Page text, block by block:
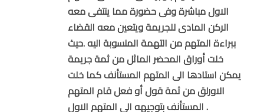
الاول مباشرة وفى حضورة مما ينتفى معه
الركن المادى للجريمة ويتعين معه القضاء
ببراءة المتهم من التهمة المنسوبة اليه .حيث
خلت أوراق المحضر الماثل من ثمة جريمة
يمكن استادها الى المتهم المستأنف كما خلت
الاورلق من ثمة قول أو فعل قام المتهم
المستأنف بتوجيهه الى المتهم الاول .